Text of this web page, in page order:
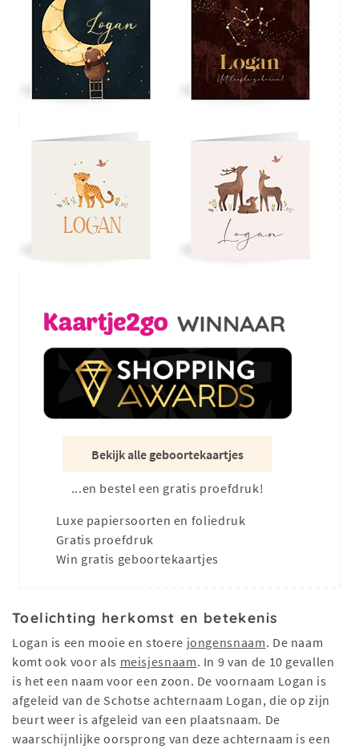
Bekijk alle geboortekaartjes
...en bestel een gratis proefdruk!
Luxe papiersoorten en foliedruk
Gratis proefdruk
Win gratis geboortekaartjes
Toelichting herkomst en betekenis
Logan is een mooie en stoere jongensnaam. De naam
komt ook voor als meisjesnaam. In 9 van de 10 gevallen
is het een naam voor een zoon. De voornaam Logan is
afgeleid van de Schotse achternaam Logan, die op zijn
beurt weer is afgeleid van een plaatsnaam. De
waarschijnlijke oorsprong van deze achternaam is een